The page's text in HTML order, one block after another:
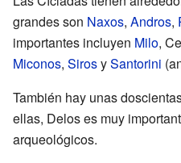
grandes son Naxos, Andros,
importantes incluyen Milo,
Miconos, SirosySantorini
También hay unas
ellas, Delos es muy
arqueológicos.